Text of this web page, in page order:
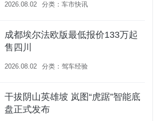
2026.08.02 分类：车市快讯
成都埃尔法欧版最低报价133万起
售四川
2026.08.02 分类：驾车经验
干拔阴山英雄坡 岚图“虎踞”智能底
盘正式发布